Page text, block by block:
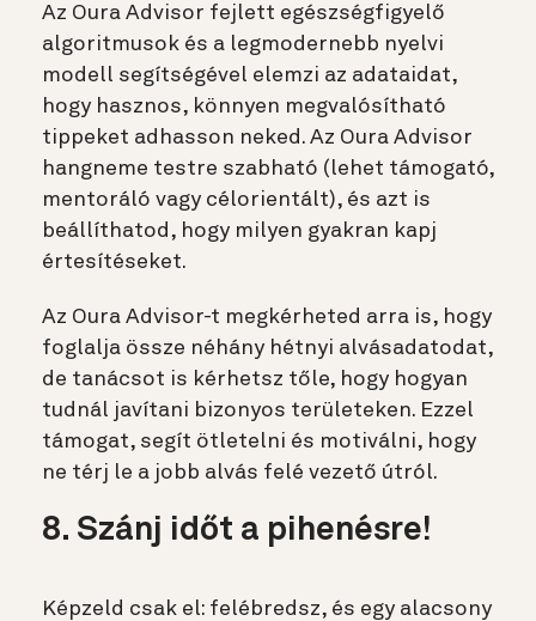
Az Oura Advisor fejlett egészségfigyelő
algoritmusok és a legmodernebb nyelvi
modell segítségével elemzi az adataidat,
hogy hasznos, könnyen megvalósítható
tippeket adhasson neked. Az Oura Advisor
hangneme testre szabható (lehet támogató,
mentoráló vagy célorientált), és azt is
beállíthatod, hogy milyen gyakran kapj
értesítéseket.
Az Oura Advisor-t megkérheted arra is, hogy
foglalja össze néhány hétnyi alvásadatodat,
de tanácsot is kérhetsz tőle, hogy hogyan
tudnál javítani bizonyos területeken. Ezzel
támogat, segít ötletelni és motiválni, hogy
ne térj le a jobb alvás felé vezető útról.
8. Szánj időt a pihenésre!
Képzeld csak el: felébredsz, és egy alacsony